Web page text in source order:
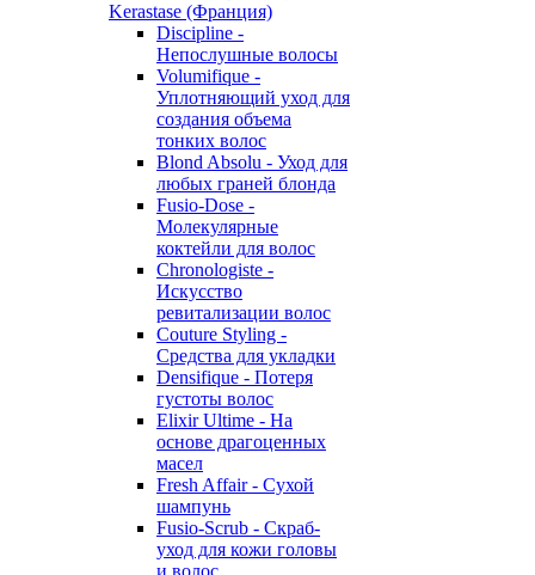
Kerastase (Франция)
Discipline -
Непослушные волосы
Volumifique -
Уплотняющий уход для
создания объема
тонких волос
Blond Absolu - Уход для
любых граней блонда
Fusio-Dose -
Молекулярные
коктейли для волос
Chronologiste -
Искусство
ревитализации волос
Couture Styling -
Средства для укладки
Densifique - Потеря
густоты волос
Elixir Ultime - На
основе драгоценных
масел
Fresh Affair - Сухой
шампунь
Fusio-Scrub - Скраб-
уход для кожи головы
и волос